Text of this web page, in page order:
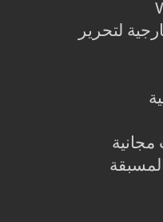
لتحرير
إعدادات Lightroom المسبقة